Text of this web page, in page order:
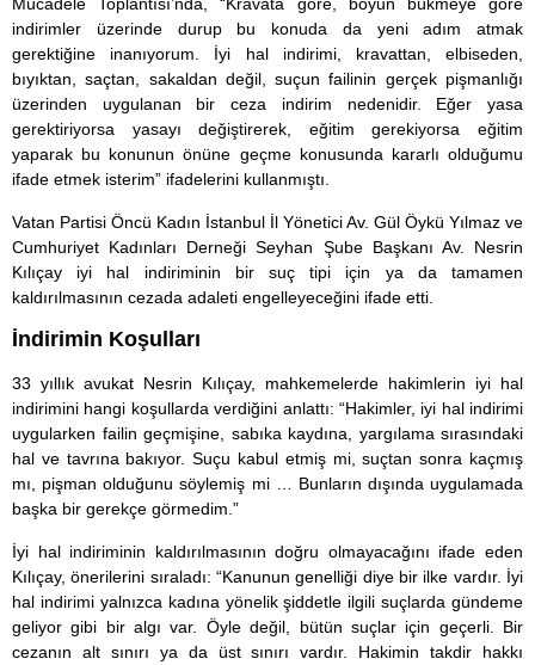
Mücadele Toplantısı’nda, “Kravata göre, boyun bükmeye göre
indirimler üzerinde durup bu konuda da yeni adım atmak
gerektiğine inanıyorum. İyi hal indirimi, kravattan, elbiseden,
bıyıktan, saçtan, sakaldan değil, suçun failinin gerçek pişmanlığı
üzerinden uygulanan bir ceza indirim nedenidir. Eğer yasa
gerektiriyorsa yasayı değiştirerek, eğitim gerekiyorsa eğitim
yaparak bu konunun önüne geçme konusunda kararlı olduğumu
ifade etmek isterim” ifadelerini kullanmıştı.
Vatan Partisi Öncü Kadın İstanbul İl Yönetici Av. Gül Öykü Yılmaz ve
Cumhuriyet Kadınları Derneği Seyhan Şube Başkanı Av. Nesrin
Kılıçay iyi hal indiriminin bir suç tipi için ya da tamamen
kaldırılmasının cezada adaleti engelleyeceğini ifade etti.
İndirimin Koşulları
33 yıllık avukat Nesrin Kılıçay, mahkemelerde hakimlerin iyi hal
indirimini hangi koşullarda verdiğini anlattı: “Hakimler, iyi hal indirimi
uygularken failin geçmişine, sabıka kaydına, yargılama sırasındaki
hal ve tavrına bakıyor. Suçu kabul etmiş mi, suçtan sonra kaçmış
mı, pişman olduğunu söylemiş mi … Bunların dışında uygulamada
başka bir gerekçe görmedim.”
İyi hal indiriminin kaldırılmasının doğru olmayacağını ifade eden
Kılıçay, önerilerini sıraladı: “Kanunun genelliği diye bir ilke vardır. İyi
hal indirimi yalnızca kadına yönelik şiddetle ilgili suçlarda gündeme
geliyor gibi bir algı var. Öyle değil, bütün suçlar için geçerli. Bir
cezanın alt sınırı ya da üst sınırı vardır. Hakimin takdir hakkı